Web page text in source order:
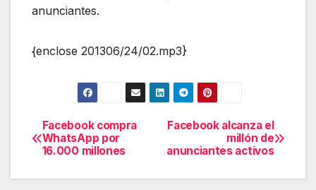
anunciantes.
{enclose 201306/24/02.mp3}
Navegación
de
Facebook alcanza el
millón de
anunciantes activos
Facebook compra
WhatsApp por
16.000 millones